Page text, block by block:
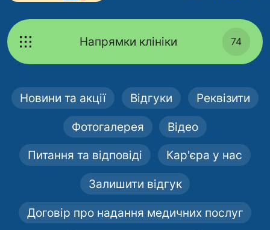
Напрямки клініки 74
Новини та акції Відгуки Реквізити
Фотогалерея Відео
Питання та відповіді Кар'єра у нас
Залишити відгук
Договір про надання медичних послуг